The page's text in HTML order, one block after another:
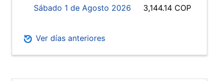
Sábado 1 de Agosto 2026 3,144.14 COP
Ver días anteriores